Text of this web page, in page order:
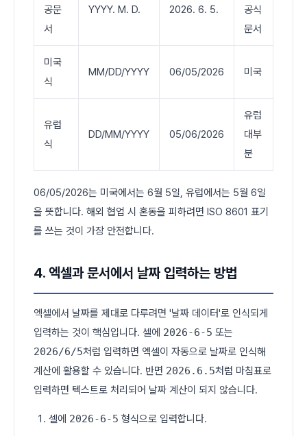
공문
서
YYYY. M. D. 2026. 6. 5.
공식
문서
미국
식
MM/DD/YYYY 06/05/2026 미국
유럽
식
DD/MM/YYYY 05/06/2026
유럽
대부
분
06/05/2026는 미국에서는 6월 5일, 유럽에서는 5월 6일
을 뜻합니다. 해외 협업 시 혼동을 피하려면 ISO 8601 표기
를 쓰는 것이 가장 안전합니다.
4. 엑셀과 문서에서 날짜 입력하는 방법
엑셀에서 날짜를 제대로 다루려면 '날짜 데이터'로 인식되게
입력하는 것이 핵심입니다. 셀에 2026-6-5 또는
2026/6/5처럼 입력하면 엑셀이 자동으로 날짜로 인식해
계산에 활용할 수 있습니다. 반면 2026.6.5처럼 마침표로
입력하면 텍스트로 처리되어 날짜 계산이 되지 않습니다.
셀에 2026-6-5 형식으로 입력합니다.